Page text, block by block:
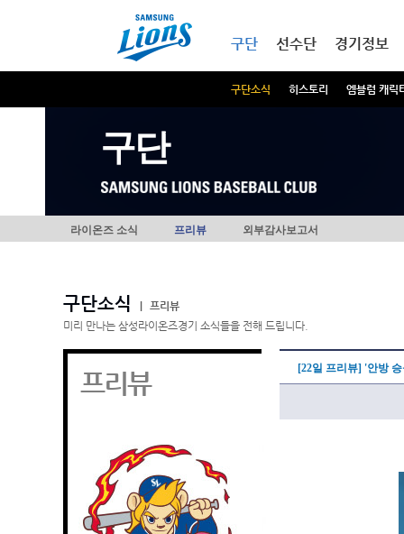
구단
구단소식 히스토리 엠블럼 캐릭
선수단 경기정보
구단
라이온즈 소식 프리뷰 외부감사보고서
구단소식
프리뷰
미리 만나는 삼성라이온즈경기 소식들을 전해 드립니다.
프리뷰 [22일 프리뷰] '안방